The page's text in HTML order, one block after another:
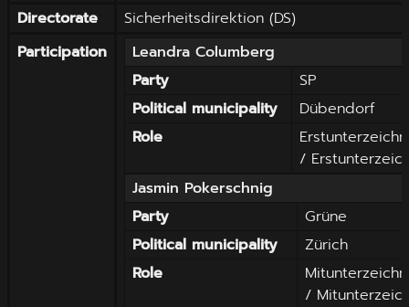
Directorate
Sicherheitsdirektion (DS)
Participation
Leandra Columberg
Party
SP
Political municipality
Dübendorf
Role
/
Jasmin Pokerschnig
Party
Grüne
Political municipality
Zürich
Role
/